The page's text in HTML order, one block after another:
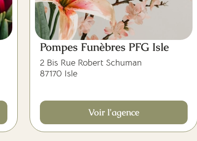
Pompes Funèbres PFG Isle
2 Bis Rue Robert Schuman
87170 Isle
Voir l'agence